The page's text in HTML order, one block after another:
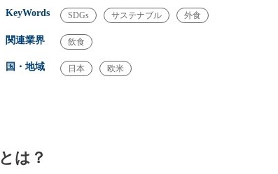
KeyWords SDGs サステナブル 外食
関連業界 飲食
国・地域 日本 欧米
は？